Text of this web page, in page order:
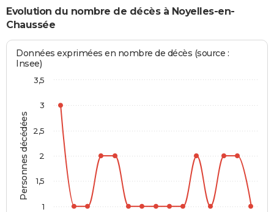
Evolution du nombre de décès à Noyelles-en-
Chaussée
Personnes décédées
Données exprimées en nombre de décès (source :
Insee)
1
1,5
2
2,5
3
3,5